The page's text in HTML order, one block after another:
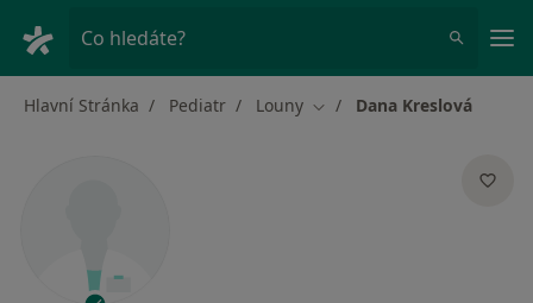
Co hledáte?
Hlavní Stránka Pediatr Louny Změna města
Dana Kreslová